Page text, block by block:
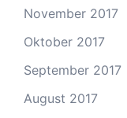
November 2017
Oktober 2017
September 2017
August 2017